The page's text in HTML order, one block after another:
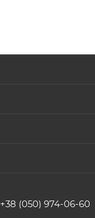
+38 (050) 974-06-60